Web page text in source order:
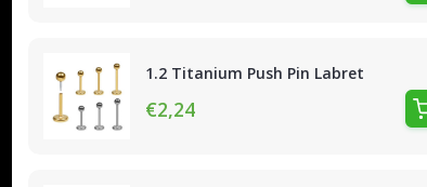
1.2 Titanium Push Pin Labret
€2,24